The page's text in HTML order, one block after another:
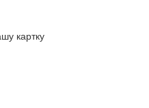
картку